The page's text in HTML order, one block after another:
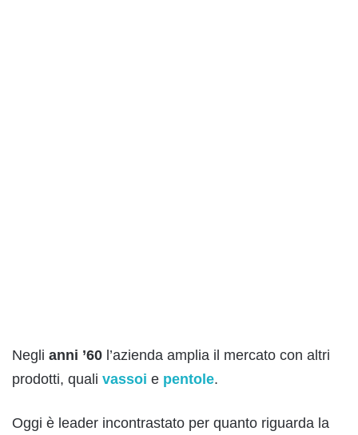
Negli anni ’60 l’azienda amplia il mercato con altri
prodotti, quali vassoi e pentole.
Oggi è leader incontrastato per quanto riguarda la